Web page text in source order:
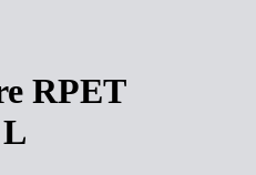
RPET